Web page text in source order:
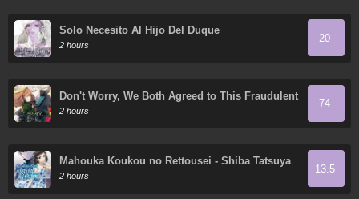
Solo Necesito Al Hijo Del Duque
2 hours
20
Don't Worry, We Both Agreed to This Fraudulent
Marriage
2 hours
74
Mahouka Koukou no Rettousei - Shiba Tatsuya
Ansatsu Keikaku
2 hours
13.5